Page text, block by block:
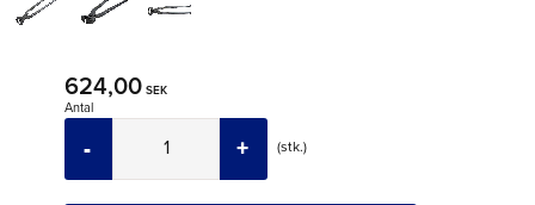
624,00 SEK
Antal
stk.
+
-